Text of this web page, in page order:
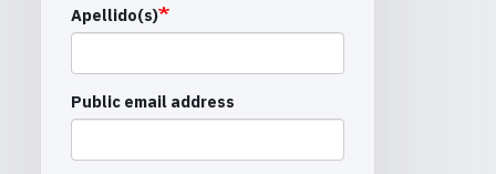
Apellido(s)
Public email address